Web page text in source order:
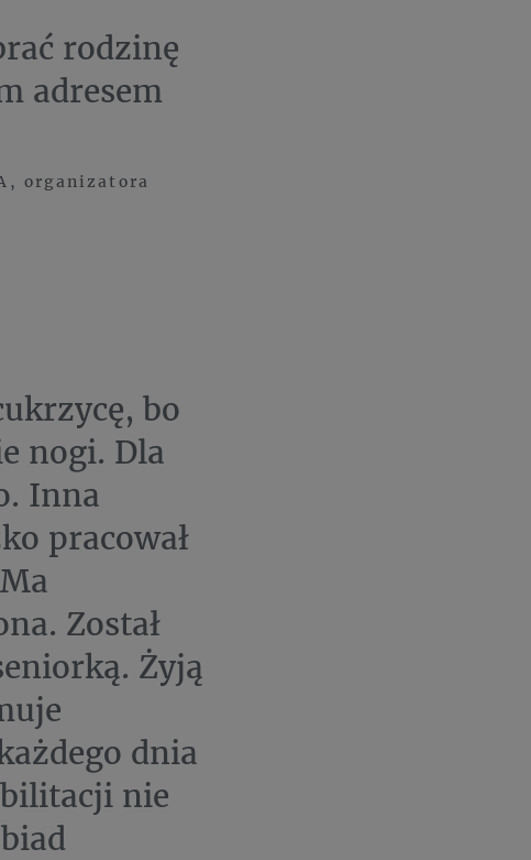
rodzinę
adresem
organizatora
bo
nogi. Dla
Inna
pracował
Został
Żyją
dnia
nie